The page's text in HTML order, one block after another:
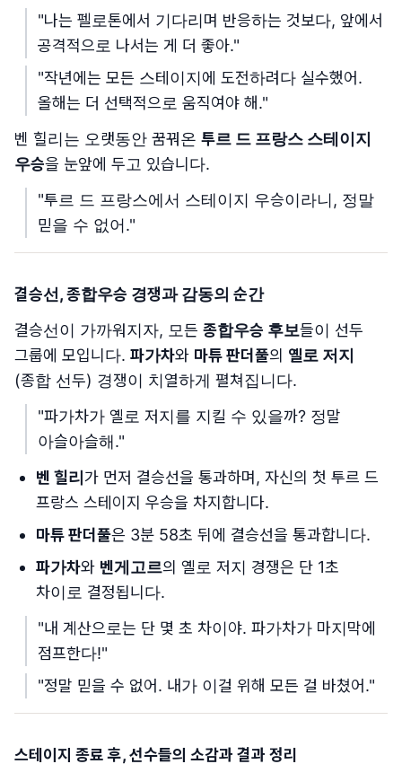
"나는 펠로톤에서 기다리며 반응하는 것보다, 앞에서
공격적으로 나서는 게 더 좋아."
"작년에는 모든 스테이지에 도전하려다 실수했어.
올해는 더 선택적으로 움직여야 해."
벤 힐리는 오랫동안 꿈꿔온 투르 드 프랑스 스테이지
우승을 눈앞에 두고 있습니다.
"투르 드 프랑스에서 스테이지 우승이라니, 정말
믿을 수 없어."
결승선, 종합우승 경쟁과 감동의 순간
결승선이 가까워지자, 모든 종합우승 후보들이 선두
그룹에 모입니다. 파가차와 마튜 판더풀의 옐로 저지
(종합 선두) 경쟁이 치열하게 펼쳐집니다.
"파가차가 옐로 저지를 지킬 수 있을까? 정말
아슬아슬해."
벤 힐리 가 먼저 결승선을 통과하며, 자신의 첫 투르 드
프랑스 스테이지 우승을 차지합니다.
마튜 판더풀은 3분 58초 뒤에 결승선을 통과합니다.
파가차와 벤게고르의 옐로 저지 경쟁은 단 1초
차이로 결정됩니다.
"내 계산으로는 단 몇 초 차이야. 파가차가 마지막에
점프한다!"
"정말 믿을 수 없어. 내가 이걸 위해 모든 걸 바쳤어."
스테이지 종료 후, 선수들의 소감과 결과 정리